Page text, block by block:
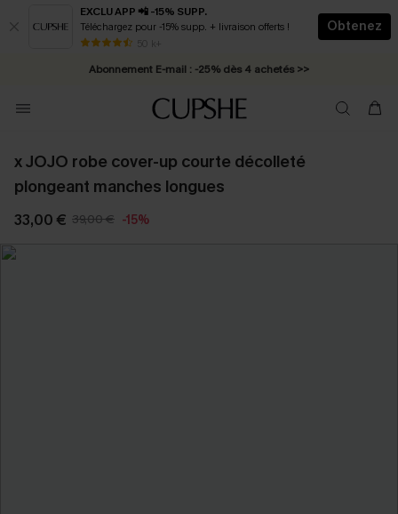
EXCLU APP 📲 -15% SUPP.
Téléchargez pour -15% supp. + livraison offerts !
50 k+
Obtenez
* Livraison éclair 2-3 jours ouvrés >>
Abonnement E-mail : -25% dès 4 achetés >>
x JOJO robe cover-up courte décolleté
plongeant manches longues
33,00 € 39,00 € -15%